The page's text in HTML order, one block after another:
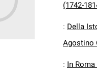
(1742-
: Della
Agostino
: In